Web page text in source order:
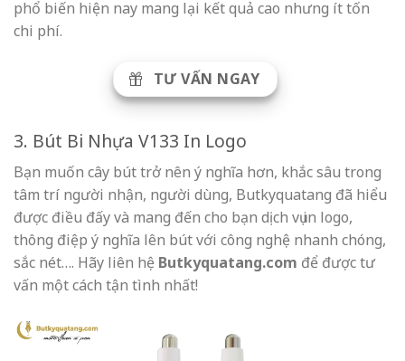
phổ biến hiện nay mang lại kết quả cao nhưng ít tốn
chi phí.
TƯ VẤN NGAY
3. Bút Bi Nhựa V133 In Logo
Bạn muốn cây bút trở nên ý nghĩa hơn, khắc sâu trong
tâm trí người nhận, người dùng, Butkyquatang đã hiểu
được điều đấy và mang đến cho bạn dịch vụ in logo,
thông điệp ý nghĩa lên bút với công nghệ nhanh chóng,
sắc nét…. Hãy liên hệ Butkyquatang.com để được tư
vấn một cách tận tình nhất!